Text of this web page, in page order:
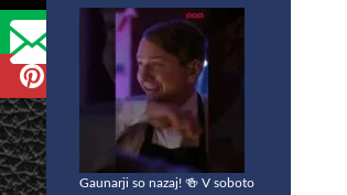
Gaunarji so nazaj! 🍻 V soboto